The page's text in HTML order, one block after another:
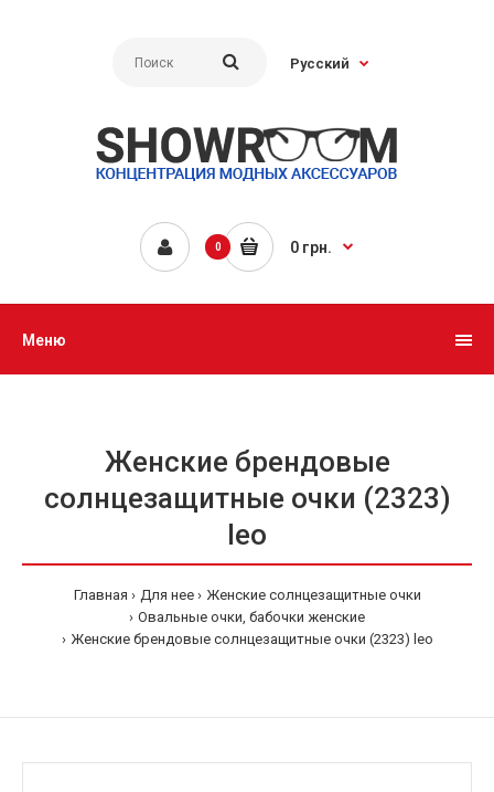
Русский
0 0 грн.
Меню
Женские брендовые
солнцезащитные очки (2323)
leo
Главная Для нее
Женские солнцезащитные очки
Овальные очки, бабочки женские
Женские брендовые солнцезащитные очки (2323) leo